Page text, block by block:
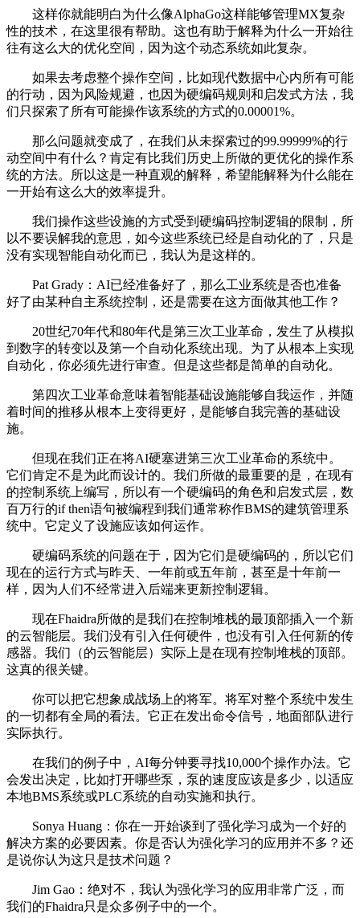
这样你就能明白为什么像AlphaGo这样能够管理MX复杂
性的技术，在这里很有帮助。这也有助于解释为什么一开始往
往有这么大的优化空间，因为这个动态系统如此复杂。
如果去考虑整个操作空间，比如现代数据中心内所有可能
的行动，因为风险规避，也因为硬编码规则和启发式方法，我
们只探索了所有可能操作该系统的方式的0.00001%。
那么问题就变成了，在我们从未探索过的99.99999%的行
动空间中有什么？肯定有比我们历史上所做的更优化的操作系
统的方法。所以这是一种直观的解释，希望能解释为什么能在
一开始有这么大的效率提升。
我们操作这些设施的方式受到硬编码控制逻辑的限制，所
以不要误解我的意思，如今这些系统已经是自动化的了，只是
没有实现智能自动化而已，我认为是这样的。
Pat Grady：AI已经准备好了，那么工业系统是否也准备
好了由某种自主系统控制，还是需要在这方面做其他工作？
20世纪70年代和80年代是第三次工业革命，发生了从模拟
到数字的转变以及第一个自动化系统出现。为了从根本上实现
自动化，你必须先进行审查。但是这些都是简单的自动化。
第四次工业革命意味着智能基础设施能够自我运作，并随
着时间的推移从根本上变得更好，是能够自我完善的基础设
施。
但现在我们正在将AI硬塞进第三次工业革命的系统中。
它们肯定不是为此而设计的。我们所做的最重要的是，在现有
的控制系统上编写，所以有一个硬编码的角色和启发式层，数
百万行的if then语句被编程到我们通常称作BMS的建筑管理系
统中。它定义了设施应该如何运作。
硬编码系统的问题在于，因为它们是硬编码的，所以它们
现在的运行方式与昨天、一年前或五年前，甚至是十年前一
样，因为人们不经常进入后端来更新控制逻辑。
现在Fhaidra所做的是我们在控制堆栈的最顶部插入一个新
的云智能层。我们没有引入任何硬件，也没有引入任何新的传
感器。我们（的云智能层）实际上是在现有控制堆栈的顶部。
这真的很关键。
你可以把它想象成战场上的将军。将军对整个系统中发生
的一切都有全局的看法。它正在发出命令信号，地面部队进行
实际执行。
在我们的例子中，AI每分钟要寻找10,000个操作办法。它
会发出决定，比如打开哪些泵，泵的速度应该是多少，以适应
本地BMS系统或PLC系统的自动实施和执行。
Sonya Huang：你在一开始谈到了强化学习成为一个好的
解决方案的必要因素。你是否认为强化学习的应用并不多？还
是说你认为这只是技术问题？
Jim Gao：绝对不，我认为强化学习的应用非常广泛，而
我们的Fhaidra只是众多例子中的一个。